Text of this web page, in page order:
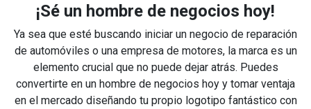
¡Sé un hombre de negocios hoy!
Ya sea que esté buscando iniciar un negocio de reparación
de automóviles o una empresa de motores, la marca es un
elemento crucial que no puede dejar atrás. Puedes
convertirte en un hombre de negocios hoy y tomar ventaja
en el mercado diseñando tu propio logotipo fantástico con